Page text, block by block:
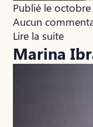
Publié le
Aucun
Lire la suite
Marina